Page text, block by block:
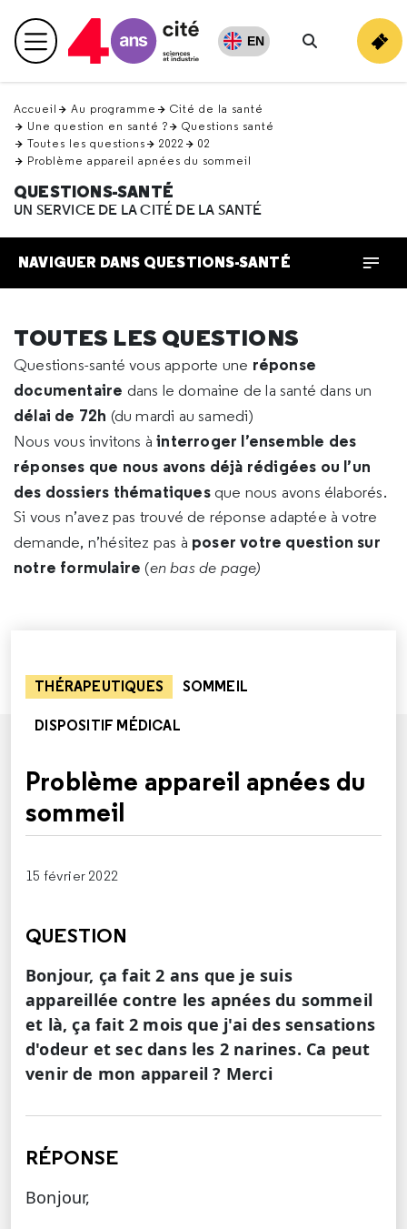
en
haut Menu principal EN
Rechercher
Accueil Au programme
Cité de la santé
Une question en santé ?
Questions santé
Toutes les questions
2022
02
Problème appareil apnées du sommeil
QUESTIONS-SANTÉ
UN SERVICE DE LA CITÉ DE LA SANTÉ
NAVIGUER DANS QUESTIONS-SANTÉ
TOUTES LES QUESTIONS
Questions-santé vous apporte une réponse
documentaire dans le domaine de la santé dans un
délai de 72h (du mardi au samedi)
Nous vous invitons àinterroger l’ensemble des
réponses que nous avons déjà rédigées ou l’un
des dossiers thématiques que nous avons élaborés.
Si vous n’avez pas trouvé de réponse adaptée à votre
demande, n’hésitez pas à poser votre question sur
notre formulaire (en bas de page)
THÉRAPEUTIQUES SOMMEIL
DISPOSITIF MÉDICAL
Problème appareil apnées du
sommeil
15 février 2022
QUESTION
Bonjour, ça fait 2 ans que je suis
appareillée contre les apnées du sommeil
et là, ça fait 2 mois que j'ai des sensations
d'odeur et sec dans les 2 narines. Ca peut
venir de mon appareil ? Merci
RÉPONSE
Bonjour,